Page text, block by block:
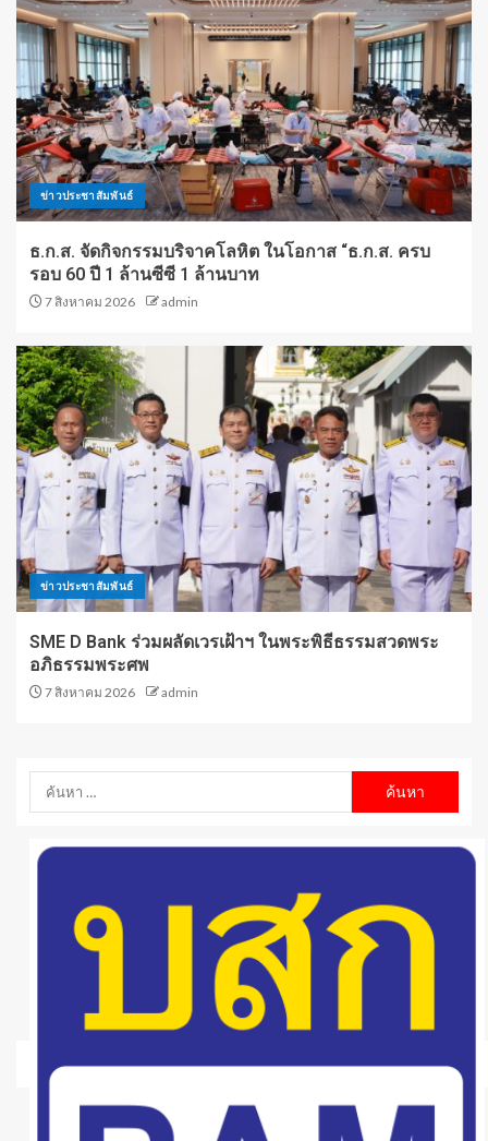
ข่าวประชาสัมพันธ์
ธ.ก.ส. จัดกิจกรรมบริจาคโลหิต ในโอกาส “ธ.ก.ส. ครบ
รอบ 60 ปี 1 ล้านซีซี 1 ล้านบาท
7 สิงหาคม 2026 admin
ข่าวประชาสัมพันธ์
SME D Bank ร่วมผลัดเวรเฝ้าฯ ในพระพิธีธรรมสวดพระ
อภิธรรมพระศพ
7 สิงหาคม 2026 admin